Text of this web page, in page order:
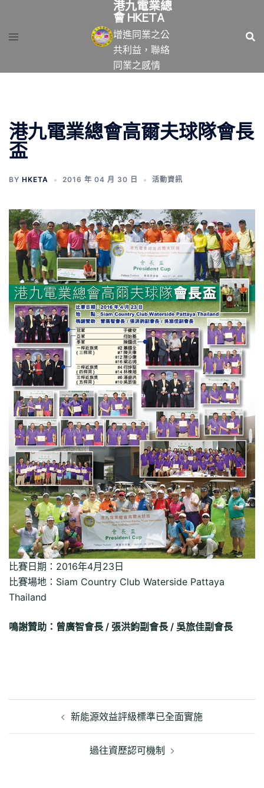
港九電業總
會 HKETA
增進同業之公
共利益，聯絡
同業之感情
港九電業總會高爾夫球隊會長
盃
BY HKETA 2016 年 04 月 30 日 活動資訊
比賽日期：2016年4月23日
比賽場地：Siam Country Club Waterside Pattaya
Thailand
鳴謝贊助：曾廣智會長 / 張洪鈞副會長 / 吳旅佳副會長
文
導
新能源效益評級標準已全面實施
過往資歷認可機制